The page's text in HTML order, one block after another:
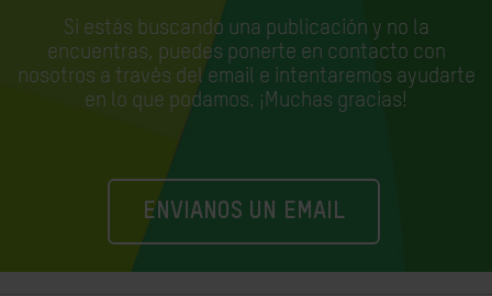
Si estás buscando una publicación y no la
encuentras, puedes ponerte en contacto con
nosotros a través del email e intentaremos ayudarte
en lo que podamos. ¡Muchas gracias!
ENVIANOS UN EMAIL